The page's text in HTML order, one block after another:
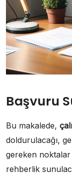
Başvuru
Bu makalede,
doldurulacağı,
gereken noktalar
rehberlik